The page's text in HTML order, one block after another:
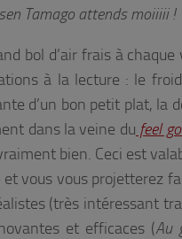
Tamago attends moiiiii !
bol d’air frais à
à la lecture : le
d’un bon petit plat, la
dans la veine du feel
bien. Ceci est
vous vous projetterez
(très intéressant
et efficaces (Au